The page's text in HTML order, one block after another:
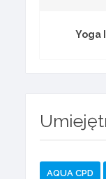
Yoga
AQUA CPD